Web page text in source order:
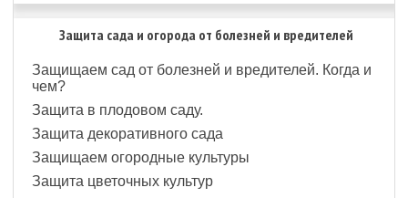
Защита сада и огорода от болезней и вредителей
Защищаем сад от болезней и вредителей. Когда и
чем?
Защита в плодовом саду.
Защита декоративного сада
Защищаем огородные культуры
Защита цветочных культур